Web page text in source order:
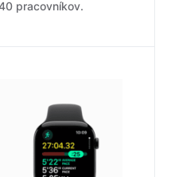
pracovníkov.